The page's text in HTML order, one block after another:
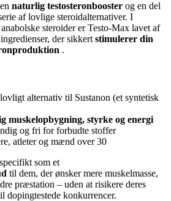
naturlig testosteronbooster og en del
af lovlige steroidalternativer. I
steroider er Testo-Max lavet af
der sikkertstimulerer din
.
alternativ til Sustanon (et syntetisk
muskelopbygning, styrke og energi
og fri for forbudte stoffer
atleter og mænd over 30
som et
til dem, der ønsker mere muskelmasse,
præstation – uden at risikere deres
dopingtestede konkurrencer.